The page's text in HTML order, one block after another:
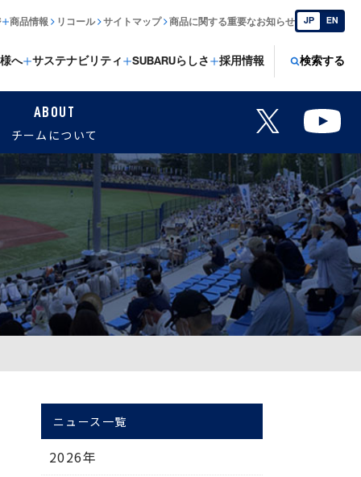
へ サステナビリティ SUBARUらしさ 採用情報 検索する
商品情報 リコール サイトマップ 商品に関する重要なお知らせ JP EN
ABOUT
チームについて
ニュース一覧
2026年